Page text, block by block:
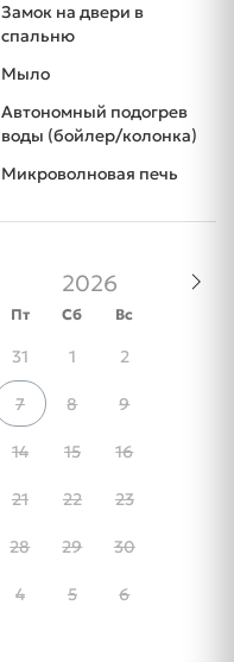
Замок на двери в
спальню
Мыло
Автономный подогрев
воды (бойлер/колонка)
Микроволновая печь
Пт Сб Вс
31 1 2
7 8 9
14 15 16
21 22 23
28 29 30
4 5 6